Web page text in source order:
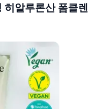
히알루론산 폼클렌